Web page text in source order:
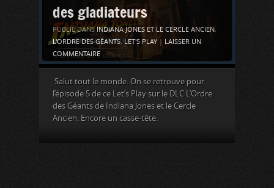
des gladiateurs
PUBLIÉ DANSINDIANA JONES ET LE CERCLE ANCIEN,
L'ORDRE DES GÉANTS,LET'S PLAY
LAISSER UN
COMMENTAIRE
Salut tout le monde. On se retrouve pour
l’épisode 5 de ce Let’s Play sur le DLC L’Ordre
des Géants de Indiana Jones et le Cercle
Ancien. Encore un casse-tête.